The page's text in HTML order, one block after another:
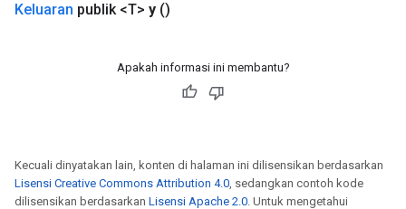
Keluaran publik <T> y ()
Apakah informasi ini membantu?
Kecuali dinyatakan lain, konten di halaman ini dilisensikan berdasarkan
Lisensi Creative Commons Attribution 4.0, sedangkan contoh kode
dilisensikan berdasarkan Lisensi Apache 2.0. Untuk mengetahui